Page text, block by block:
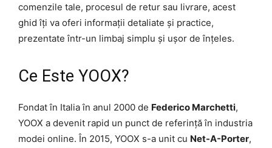
comenzile tale, procesul de retur sau livrare, acest
ghid îți va oferi informații detaliate și practice,
prezentate într-un limbaj simplu și ușor de înțeles.
Ce Este YOOX?
Fondat în Italia în anul 2000 de Federico Marchetti,
YOOX a devenit rapid un punct de referință în industria
modei online. În 2015, YOOX s-a unit cu Net-A-Porter,